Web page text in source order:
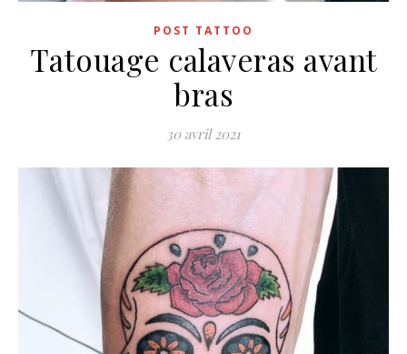
POST TATTOO
Tatouage calaveras avant
bras
30 avril 2021